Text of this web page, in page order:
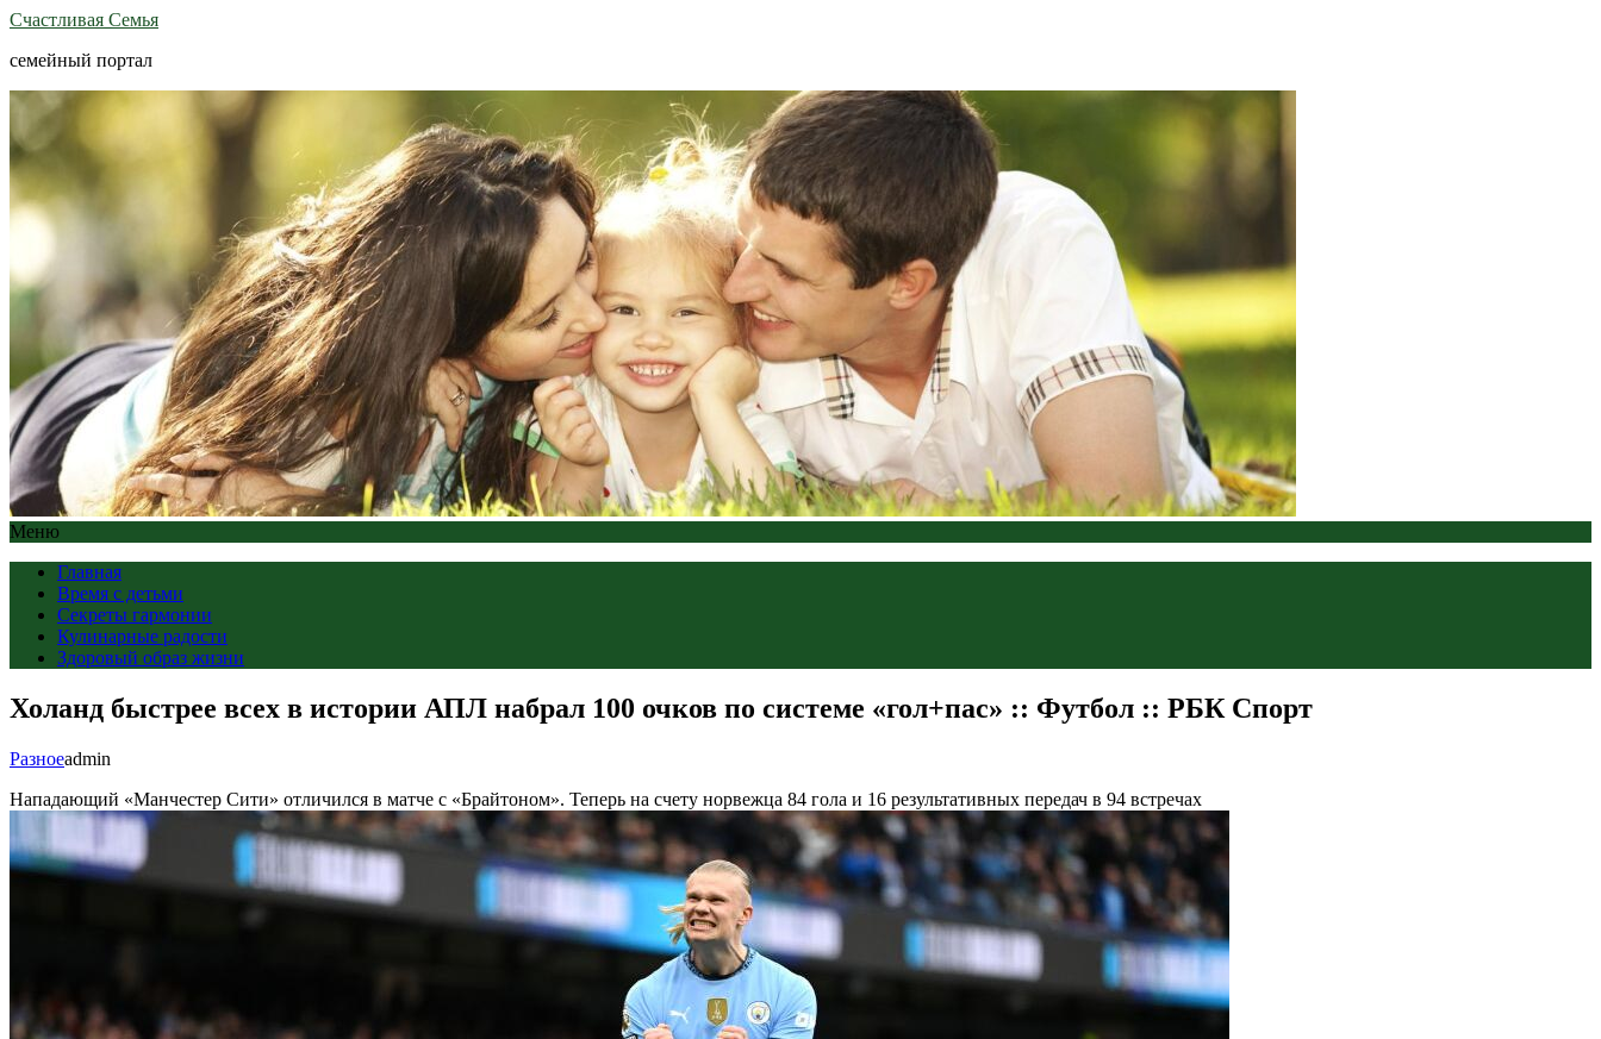
Счастливая Семья
семейный портал
Меню
Главная
Время с детьми
Секреты гармонии
Кулинарные радости
Здоровый образ жизни
Холанд быстрее всех в истории АПЛ набрал 100 очков по системе «гол+пас» :: Футбол :: РБК Спорт
Разноеadmin
Нападающий «Манчестер Сити» отличился в матче с «Брайтоном». Теперь на счету норвежца 84 гола и 16 результативных передач в 94 встречах